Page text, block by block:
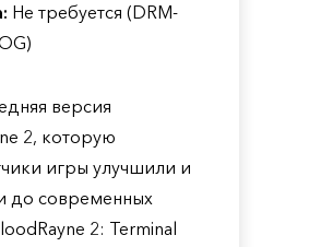
Не требуется (DRM-
версия
2, которую
игры улучшили и
до современных
2: Terminal